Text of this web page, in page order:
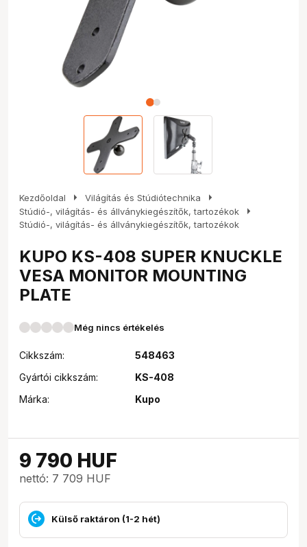
Kezdőoldal arrow_right Világítás és Stúdiótechnika arrow_right
Stúdió-, világítás- és állványkiegészítők, tartozékok arrow_right
Stúdió-, világítás- és állványkiegészítők, tartozékok
KUPO KS-408 SUPER KNUCKLE
VESA MONITOR MOUNTING
PLATE
Még nincs értékelés
Cikkszám:
548463
Gyártói cikkszám:
KS-408
Márka:
Kupo
9 790 HUF
nettó: 7 709 HUF
Külső raktáron (1-2 hét)